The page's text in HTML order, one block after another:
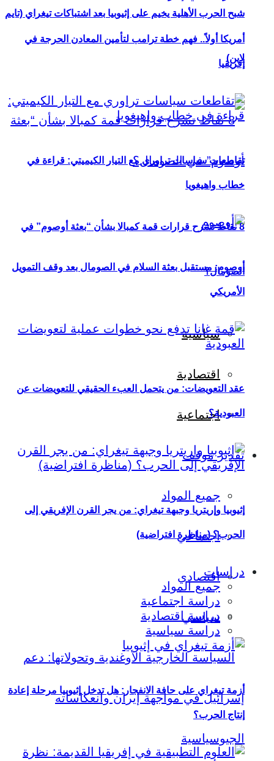
شبح الحرب الأهلية يخيم على إثيوبيا بعد اشتباكات تيغراي (تايم
لاين)
8 نقاط تشرح قرارات قمة كمبالا بشأن “بعثة أوصوم” في
الصومال؟
سياسية
اقتصادية
اجتماعية
تقدير موقف
جميع المواد
اجتماعي
اقتصادي
سياسي
أمريكا أولاً.. فهم خطة ترامب لتأمين المعادن الحرجة في
إفريقيا
تقاطعات سياسات تراوري مع التيار الكيميتي: قراءة في
خطاب واهيغويا
أوصوم: مستقبل بعثة السلام في الصومال بعد وقف التمويل
الأمريكي
عقد التعويضات: من يتحمل العبء الحقيقي للتعويضات عن
العبودية؟
إثيوبيا وإريتريا وجبهة تيغراي: من يجر القرن الإفريقي إلى
الحرب؟ (مناظرة افتراضية)
دراسات
جميع المواد
دراسة اجتماعية
دراسة اقتصادية
دراسة سياسية
أزمة تيغراي على حافة الانفجار: هل تدخل إثيوبيا مرحلة إعادة
إنتاج الحرب؟